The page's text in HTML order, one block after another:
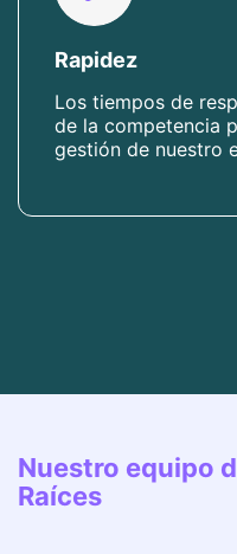
Rapidez
Los tiempos de
de la competencia
gestión de nuestro
Nuestro equipo
Raíces